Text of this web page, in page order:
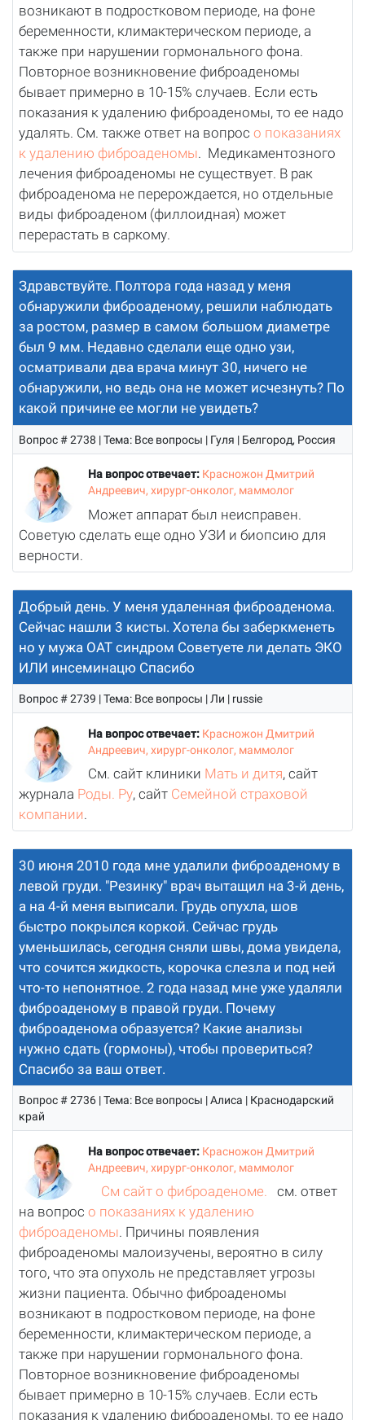
возникают в подростковом периоде, на фоне
беременности, климактерическом периоде, а
также при нарушении гормонального фона.
Повторное возникновение фиброаденомы
бывает примерно в 10-15% случаев. Если есть
показания к удалению фиброаденомы, то ее надо
удалять. См. также ответ на вопросо показаниях
к удалению фиброаденомы. Медикаментозного
лечения фиброаденомы не существует. В рак
фиброаденома не перерождается, но отдельные
виды фиброаденом (филлоидная) может
перерастать в саркому.
Здравствуйте. Полтора года назад у меня
обнаружили фиброаденому, решили наблюдать
за ростом, размер в самом большом диаметре
был 9 мм. Недавно сделали еще одно узи,
осматривали два врача минут 30, ничего не
обнаружили, но ведь она не может исчезнуть? По
какой причине ее могли не увидеть?
Вопрос # 2738 | Тема: Все вопросы | Гуля | Белгород, Россия
На вопрос отвечает: Красножон Дмитрий
Андреевич, хирург-онколог, маммолог
Может аппарат был неисправен.
Советую сделать еще одно УЗИ и биопсию для
верности.
Добрый день. У меня удаленная фиброаденома.
Сейчас нашли 3 кисты. Хотела бы заберкменеть
но у мужа ОАТ синдром Советуете ли делать ЭКО
ИЛИ инсеминацю Спасибо
Вопрос # 2739 | Тема: Все вопросы | Ли | russie
На вопрос отвечает: Красножон Дмитрий
Андреевич, хирург-онколог, маммолог
См. сайт клиники Мать и дитя, сайт
журнала Роды. Ру, сайт Семейной страховой
компании.
30 июня 2010 года мне удалили фиброаденому в
левой груди. "Резинку" врач вытащил на 3-й день,
а на 4-й меня выписали. Грудь опухла, шов
быстро покрылся коркой. Сейчас грудь
уменьшилась, сегодня сняли швы, дома увидела,
что сочится жидкость, корочка слезла и под ней
что-то непонятное. 2 года назад мне уже удаляли
фиброаденому в правой груди. Почему
фиброаденома образуется? Какие анализы
нужно сдать (гормоны), чтобы провериться?
Спасибо за ваш ответ.
Вопрос # 2736 | Тема: Все вопросы | Алиса | Краснодарский
край
На вопрос отвечает: Красножон Дмитрий
Андреевич, хирург-онколог, маммолог
См сайт о фиброаденоме.
см. ответ
на вопросо показаниях к удалению
фиброаденомы. Причины появления
фиброаденомы малоизучены, вероятно в силу
того, что эта опухоль не представляет угрозы
жизни пациента. Обычно фиброаденомы
возникают в подростковом периоде, на фоне
беременности, климактерическом периоде, а
также при нарушении гормонального фона.
Повторное возникновение фиброаденомы
бывает примерно в 10-15% случаев. Если есть
показания к удалению фиброаденомы, то ее надо